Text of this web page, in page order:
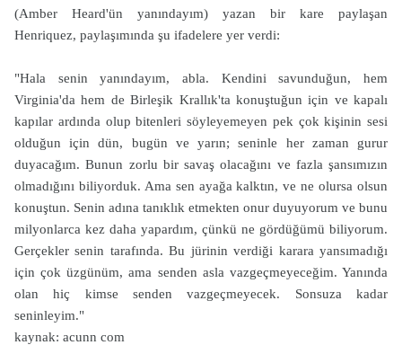
(Amber Heard'ün yanındayım) yazan bir kare paylaşan
Henriquez, paylaşımında şu ifadelere yer verdi:
"Hala senin yanındayım, abla. Kendini savunduğun, hem
Virginia'da hem de Birleşik Krallık'ta konuştuğun için ve kapalı
kapılar ardında olup bitenleri söyleyemeyen pek çok kişinin sesi
olduğun için dün, bugün ve yarın; seninle her zaman gurur
duyacağım. Bunun zorlu bir savaş olacağını ve fazla şansımızın
olmadığını biliyorduk. Ama sen ayağa kalktın, ve ne olursa olsun
konuştun. Senin adına tanıklık etmekten onur duyuyorum ve bunu
milyonlarca kez daha yapardım, çünkü ne gördüğümü biliyorum.
Gerçekler senin tarafında. Bu jürinin verdiği karara yansımadığı
için çok üzgünüm, ama senden asla vazgeçmeyeceğim. Yanında
olan hiç kimse senden vazgeçmeyecek. Sonsuza kadar
seninleyim."
kaynak: acunn com